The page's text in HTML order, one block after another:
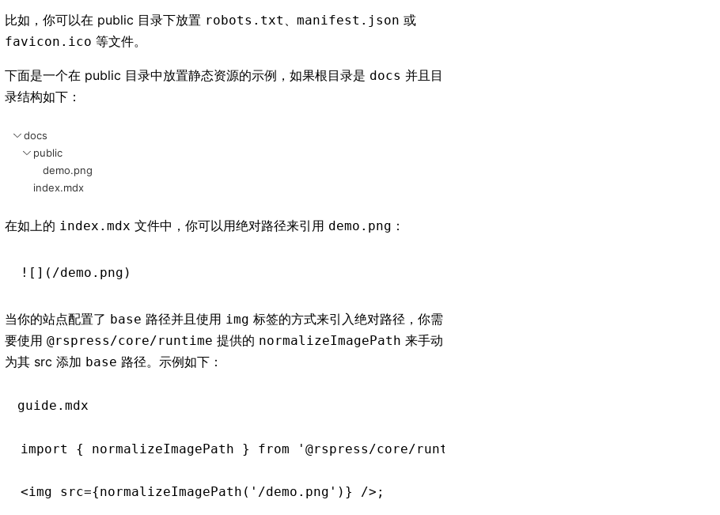
比如，你可以在 public 目录下放置 robots.txt manifest.json 或
favicon.ico 等文件。
下面是一个在 public 目录中放置静态资源的示例，如果根目录是 docs 并且目
录结构如下：
docs
public
demo.png
index.mdx
在如上的 index.mdx 文件中，你可以用绝对路径来引用 demo.png ：
![](/demo.png)
当你的站点配置了 base 路径并且使用 img 标签的方式来引入绝对路径，你需
要使用 @rspress/core/runtime 提供的 normalizeImagePath 来手动
为其 src 添加 base 路径。示例如下：
guide.mdx
import { normalizeImagePath } from '@rspress/core/runtime'
<img src={normalizeImagePath ( '/demo.png' )} />;